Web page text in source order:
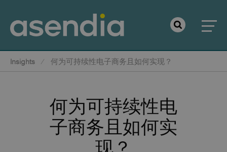
Insights 何为可持续性电子商务且如何实现？
何为可持续性电
子商务且如何实